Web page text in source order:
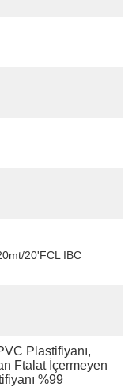
20'FCL IBC
Plastifiyanı,
Ftalat İçermeyen
%99